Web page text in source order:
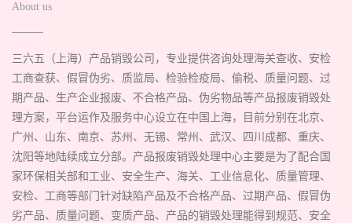
About us
三六五（上海）产品销毁公司，专业提供咨询处理海关查收、安检
工商查获、假冒伪劣、质监局、检验检疫局、偷税、质量问题、过
期产品、生产企业报废、不合格产品、伪劣物品等产品报废销毁处
理方案，平台运作及服务中心设立在中国上海，目前分别在北京、
广州、山东、南京、苏州、无锡、常州、武汉、四川成都、重庆、
沈阳等地陆续成立分部。产品报废销毁处理中心主要是为了配合国
家环保相关部和工业、安全生产、海关、工业信息化、质量管理、
安检、工商等部门针对缺陷产品及不合格产品、过期产品、假冒伪
劣产品、质量问题、变质产品、产品的销毁处理能得到规范、安全